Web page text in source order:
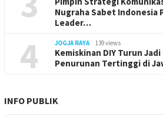
Nugraha Sabet Indonesia
Leader…
4 JOGJA RAYA 139 views
Kemiskinan DIY Turun
Penurunan Tertinggi di
INFO PUBLIK